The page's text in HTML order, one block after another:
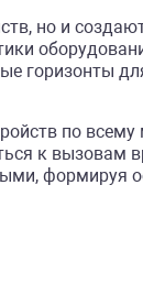
но и
горизонты
по
к вызовам
формируя